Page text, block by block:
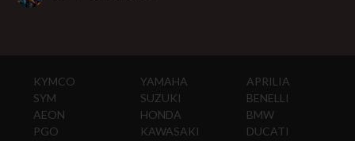
KYMCO
SYM
AEON
PGO
YAMAHA
SUZUKI
HONDA
KAWASAKI
APRILIA
BENELLI
BMW
DUCATI